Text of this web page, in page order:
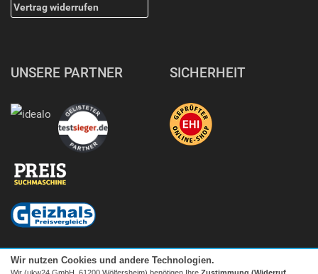
Vertrag widerrufen
UNSERE PARTNER SICHERHEIT
Wir nutzen Cookies und andere Technologien.